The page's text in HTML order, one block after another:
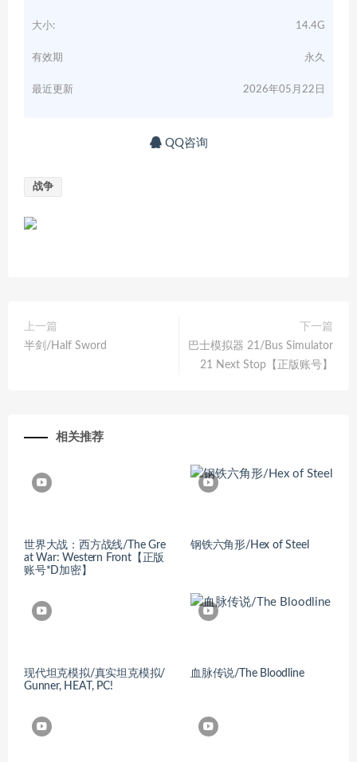
大小: 14.4G
有效期 永久
最近更新 2026年05月22日
QQ咨询
战争
上一篇
半剑/Half Sword
下一篇
巴士模拟器 21/Bus Simulator
21 Next Stop【正版账号】
相关推荐
世界大战：西方战线/The Gre
at War: Western Front【正版
账号*D加密】
钢铁六角形/Hex of Steel
现代坦克模拟/真实坦克模拟/
Gunner, HEAT, PC!
血脉传说/The Bloodline